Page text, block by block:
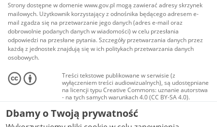
Strony dostępne w domenie www.gov.pl mogą zawierać adresy skrzynek
mailowych. Użytkownik korzystający z odnośnika będącego adresem e-
mail zgadza się na przetwarzanie jego danych (adres e-mail oraz
dobrowolnie podanych danych w wiadomości) w celu przesłania
odpowiedzi na przesłane pytania. Szczegóły przetwarzania danych przez
każdą z jednostek znajdują się w ich politykach przetwarzania danych
osobowych.
Treści tekstowe publikowane w serwisie (z
wyłączeniem treści audiowizualnych), są udostępniane
na licencji typu Creative Commons: uznanie autorstwa
- na tych samych warunkach 4.0 (CC BY-SA 4.0).
Materiały audiowizualne, w tym zdjęcia, materiały
audio i wideo, są udostępniane na licencji typu
Creative Commons: uznanie autorstwa użycie
Dbamy o Twoją prywatność